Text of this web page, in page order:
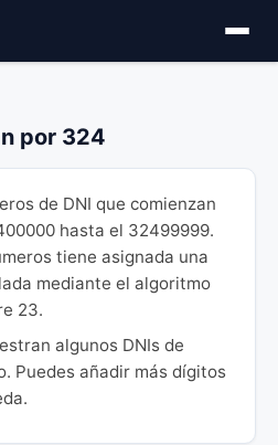
por 324
de DNI que comienzan
hasta el 32499999.
tiene asignada una
mediante el algoritmo
23.
algunos DNIs de
Puedes añadir más dígitos